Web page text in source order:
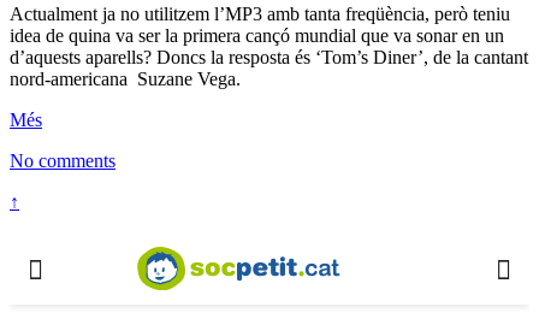
Actualment ja no utilitzem l’MP3 amb tanta freqüència, però teniu
idea de quina va ser la primera cançó mundial que va sonar en un
d’aquests aparells? Doncs la resposta és ‘Tom’s Diner’, de la cantant
nord-americana Suzane Vega.
Més
No comments
↑